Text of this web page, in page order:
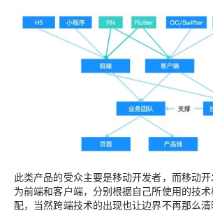
此类产品的受众主要是移动开发者，而移动
为前端和客户端，分别根据自己所使用的技
配，当然跨端技术的出现也让边界不再那么清